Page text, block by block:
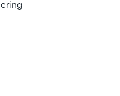
ecosistema O-